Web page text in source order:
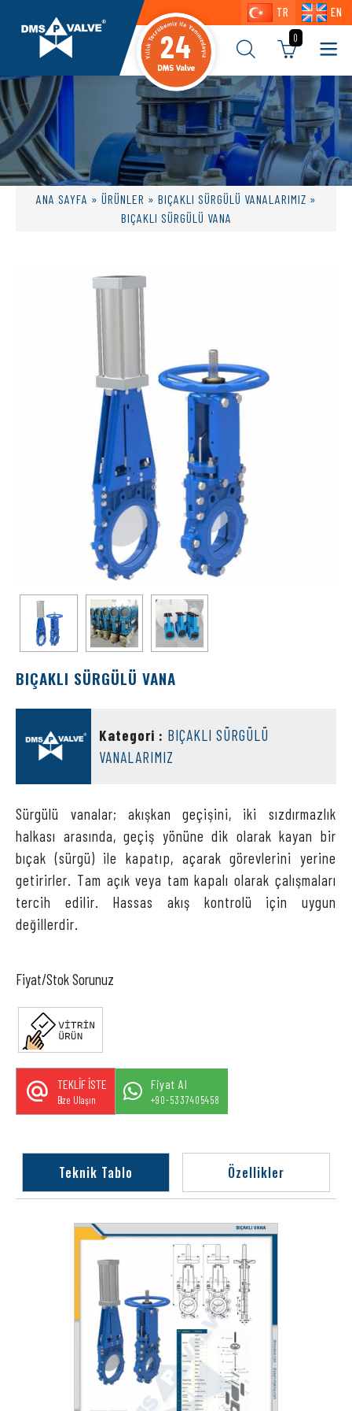
TR EN
24 0
ANA SAYFA » ÜRÜNLER » BIÇAKLI SÜRGÜLÜ VANALARIMIZ »
BIÇAKLI SÜRGÜLÜ VANA
BIÇAKLI SÜRGÜLÜ VANA
Kategori : BIÇAKLI SÜRGÜLÜ
VANALARIMIZ
Sürgülü vanalar; akışkan geçişini, iki sızdırmazlık
halkası arasında, geçiş yönüne dik olarak kayan bir
bıçak (sürgü) ile kapatıp, açarak görevlerini yerine
getirirler. Tam açık veya tam kapalı olarak çalışmaları
tercih edilir. Hassas akış kontrolü için uygun
değillerdir.
Fiyat/Stok Sorunuz
TEKLİF İSTE
Bize Ulaşın
Fiyat Al
+90-5337405458
Teknik Tablo Özellikler